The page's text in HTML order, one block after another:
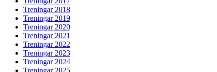
Treningar 2018
Treningar 2019
Treningar 2020
Treningar 2021
Treningar 2022
Treningar 2023
Treningar 2024
Treningar 2025